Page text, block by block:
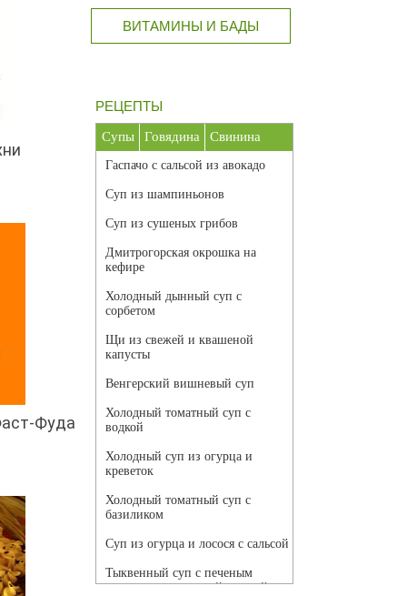
Фуда
ВИТАМИНЫ И БАДЫ
РЕЦЕПТЫ
Супы Говядина Свинина
Гаспачо с сальсой из авокадо
Суп из шампиньонов
Суп из сушеных грибов
Дмитрогорская окрошка на
кефире
Холодный дынный суп с
сорбетом
Щи из свежей и квашеной
капусты
Венгерский вишневый суп
Холодный томатный суп с
водкой
Холодный суп из огурца и
креветок
Холодный томатный суп с
базиликом
Суп из огурца и лосося с сальсой
Тыквенный суп с печеным
чесноком и томатной сальсой